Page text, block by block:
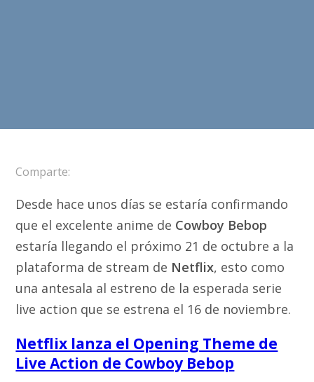
Comparte:
Desde hace unos días se estaría confirmando
que el excelente anime de Cowboy Bebop
estaría llegando el próximo 21 de octubre a la
plataforma de stream de Netflix, esto como
una antesala al estreno de la esperada serie
live action que se estrena el 16 de noviembre.
Netflix lanza el Opening Theme de
Live Action de Cowboy Bebop